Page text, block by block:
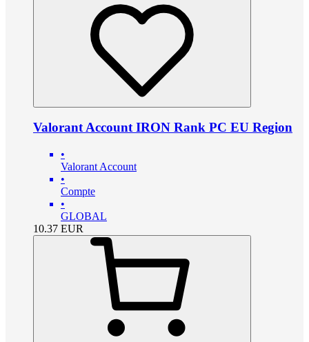
Valorant Account IRON Rank PC EU Region
•
Valorant Account
•
Compte
•
GLOBAL
10.37 EUR